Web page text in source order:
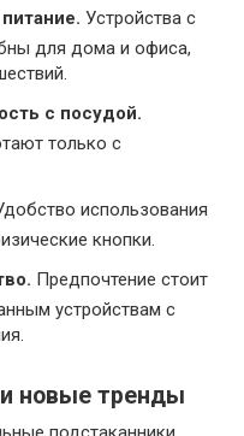
Устройства с
для дома и офиса,
с посудой.
только с
использования
кнопки.
Предпочтение стоит
устройствам с
новые тренды